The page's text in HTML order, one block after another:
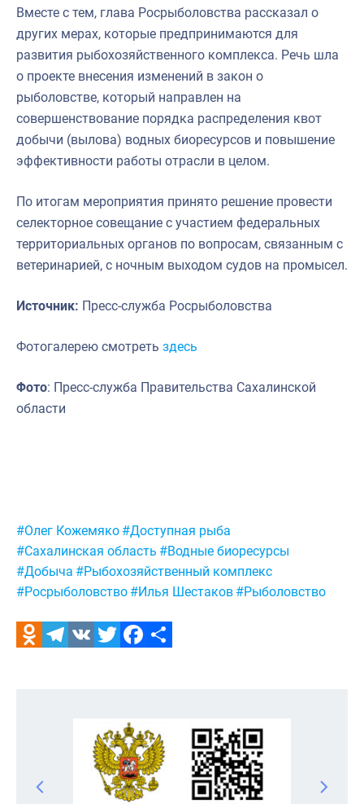
Вместе с тем, глава Росрыболовства рассказал о
других мерах, которые предпринимаются для
развития рыбохозяйственного комплекса. Речь шла
о проекте внесения изменений в закон о
рыболовстве, который направлен на
совершенствование порядка распределения квот
добычи (вылова) водных биоресурсов и повышение
эффективности работы отрасли в целом.
По итогам мероприятия принято решение провести
селекторное совещание с участием федеральных
территориальных органов по вопросам, связанным с
ветеринарией, с ночным выходом судов на промысел.
Источник: Пресс-служба Росрыболовства
Фотогалерею смотреть здесь
Фото: Пресс-служба Правительства Сахалинской
области
Метки:
#Олег Кожемяко #Доступная рыба
#Сахалинская область #Водные биоресурсы
#Добыча #Рыбохозяйственный комплекс
#Росрыболовство #Илья Шестаков #Рыболовство